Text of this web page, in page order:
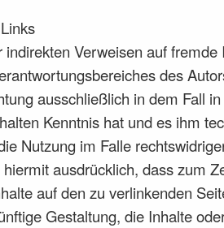
Verweisen auf fremde
des
ausschließlich in dem Fall
Kenntnis hat und es ihm
Nutzung im Falle
ausdrücklich, dass zum
auf den zu verlinkenden
Gestaltung, die Inhalte